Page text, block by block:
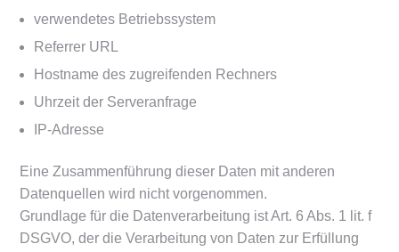
verwendetes Betriebssystem
Referrer URL
Hostname des zugreifenden Rechners
Uhrzeit der Serveranfrage
IP-Adresse
Eine Zusammenführung dieser Daten mit anderen
Datenquellen wird nicht vorgenommen.
Grundlage für die Datenverarbeitung ist Art. 6 Abs. 1 lit. f
DSGVO, der die Verarbeitung von Daten zur Erfüllung